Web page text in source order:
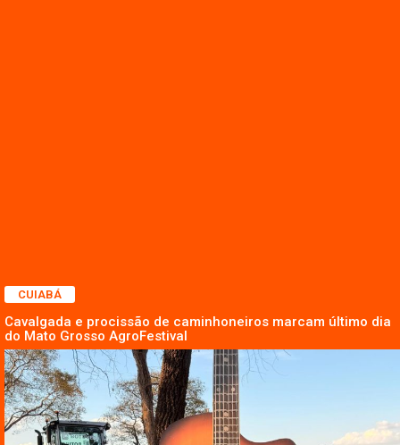
CUIABÁ
Cavalgada e procissão de caminhoneiros marcam último dia
do Mato Grosso AgroFestival